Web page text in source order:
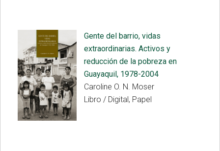
Gente del barrio, vidas
extraordinarias. Activos y
reducción de la pobreza en
Guayaquil, 1978-2004
Caroline O. N. Moser
Libro / Digital, Papel